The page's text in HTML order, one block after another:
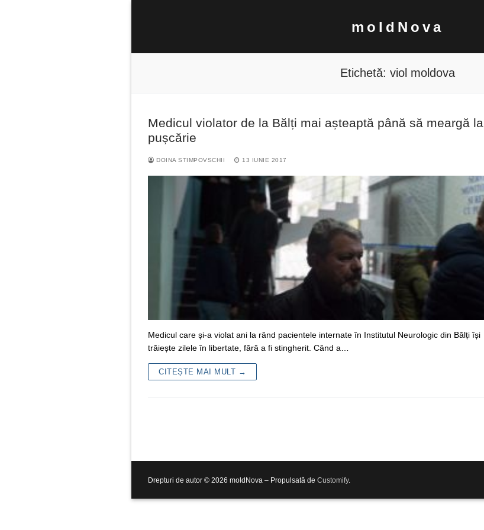
moldNova
Etichetă: viol moldova
Medicul violator de la Bălți mai așteaptă până să meargă la
pușcărie
DOINA STIMPOVSCHII 13 IUNIE 2017
Medicul care și-a violat ani la rând pacientele internate în Institutul Neurologic din Bălți își
trăiește zilele în libertate, fără a fi stingherit. Când a…
CITEȘTE MAI MULT →
Drepturi de autor © 2026 moldNova – Propulsată de Customify.